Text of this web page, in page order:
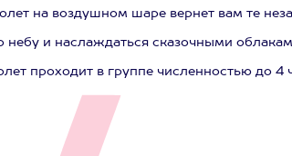
на воздушном шаре вернет вам те
небу и наслаждаться сказочными
проходит в группе численностью до 4